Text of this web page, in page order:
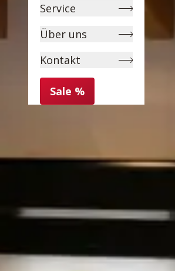
Service
Über uns
Kontakt
Sale %